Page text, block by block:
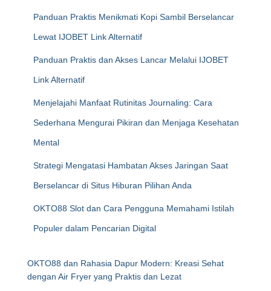
Panduan Praktis Menikmati Kopi Sambil Berselancar
Lewat IJOBET Link Alternatif
Panduan Praktis dan Akses Lancar Melalui IJOBET
Link Alternatif
Menjelajahi Manfaat Rutinitas Journaling: Cara
Sederhana Mengurai Pikiran dan Menjaga Kesehatan
Mental
Strategi Mengatasi Hambatan Akses Jaringan Saat
Berselancar di Situs Hiburan Pilihan Anda
OKTO88 Slot dan Cara Pengguna Memahami Istilah
Populer dalam Pencarian Digital
OKTO88 dan Rahasia Dapur Modern: Kreasi Sehat
dengan Air Fryer yang Praktis dan Lezat